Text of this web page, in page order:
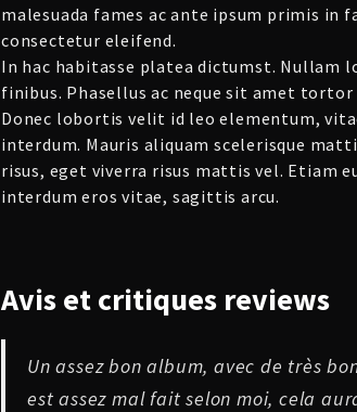
malesuada fames ac ante ipsum primis in
consectetur eleifend.
In hac habitasse platea dictumst. Nullam
finibus. Phasellus ac neque sit amet
Donec lobortis velit id leo elementum,
interdum. Mauris aliquam scelerisque
risus, eget viverra risus mattis vel. Etiam
interdum eros vitae, sagittis arcu.
Avis et critiques reviews
Un assez bon album, avec de très
est assez mal fait selon moi, cela